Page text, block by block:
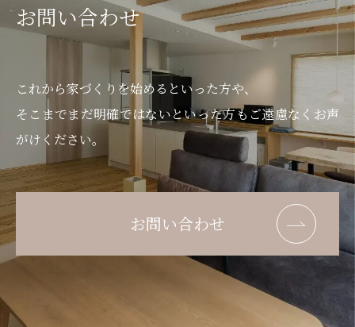
お問い合わせ
これから家づくりを始めるといった方や、
そこまでまだ明確ではないといった方もご遠慮なくお声
がけください。
お問い合わせ